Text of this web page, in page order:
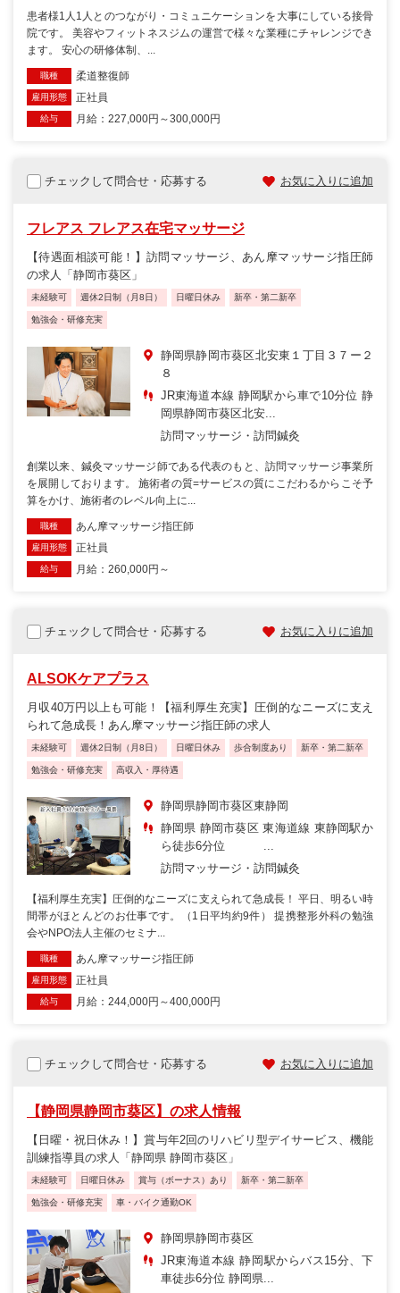
患者様1人1人とのつながり・コミュニケーションを大事にしている接骨
院です。 美容やフィットネスジムの運営で様々な業種にチャレンジでき
ます。 安心の研修体制、...
職種 柔道整復師
雇用形態 正社員
給与 月給：227,000円～300,000円
チェックして問合せ・応募する お気に入りに追加
フレアス フレアス在宅マッサージ
【待遇面相談可能！】訪問マッサージ、あん摩マッサージ指圧師
の求人「静岡市葵区」
未経験可 週休2日制（月8日） 日曜日休み 新卒・第二新卒
勉強会・研修充実
静岡県静岡市葵区北安東１丁目３７ー２
８
JR東海道本線 静岡駅から車で10分位 静
岡県静岡市葵区北安...
訪問マッサージ・訪問鍼灸
創業以来、鍼灸マッサージ師である代表のもと、訪問マッサージ事業所
を展開しております。 施術者の質=サービスの質にこだわるからこそ予
算をかけ、施術者のレベル向上に...
職種 あん摩マッサージ指圧師
雇用形態 正社員
給与 月給：260,000円～
チェックして問合せ・応募する お気に入りに追加
ALSOKケアプラス
月収40万円以上も可能！【福利厚生充実】圧倒的なニーズに支え
られて急成長！あん摩マッサージ指圧師の求人
未経験可 週休2日制（月8日） 日曜日休み 歩合制度あり 新卒・第二新卒
勉強会・研修充実 高収入・厚待遇
静岡県静岡市葵区東静岡
静岡県 静岡市葵区 東海道線 東静岡駅か
ら徒歩6分位 ...
訪問マッサージ・訪問鍼灸
【福利厚生充実】圧倒的なニーズに支えられて急成長！ 平日、明るい時
間帯がほとんどのお仕事です。（1日平均約9件） 提携整形外科の勉強
会やNPO法人主催のセミナ...
職種 あん摩マッサージ指圧師
雇用形態 正社員
給与 月給：244,000円～400,000円
チェックして問合せ・応募する お気に入りに追加
【静岡県静岡市葵区】の求人情報
【日曜・祝日休み！】賞与年2回のリハビリ型デイサービス、機能
訓練指導員の求人「静岡県 静岡市葵区」
未経験可 日曜日休み 賞与（ボーナス）あり 新卒・第二新卒
勉強会・研修充実 車・バイク通勤OK
静岡県静岡市葵区
JR東海道本線 静岡駅からバス15分、下
車徒歩6分位 静岡県...